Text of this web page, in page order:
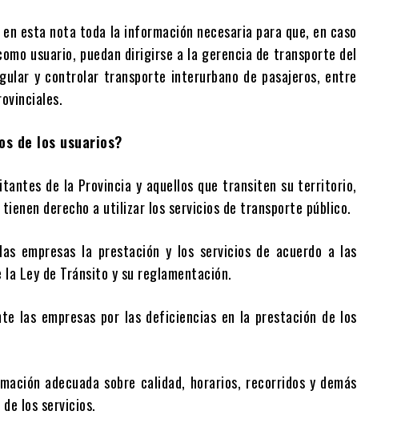
esta nota toda la información necesaria para que, en caso
usuario, puedan dirigirse a la gerencia de transporte del
y controlar transporte interurbano de pasajeros, entre
de los usuarios?
de la Provincia y aquellos que transiten su territorio,
derecho a utilizar los servicios de transporte público.
la prestación y los servicios de acuerdo a las
la Ley de Tránsito y su reglamentación.
por las deficiencias en la prestación de los
sobre calidad, horarios, recorridos y demás
los servicios.